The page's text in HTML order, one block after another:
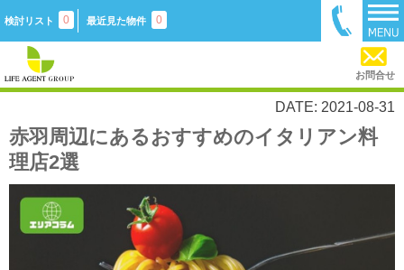
検討リスト 0 最近見た物件 0
お問合せ
DATE: 2021-08-31
赤羽周辺にあるおすすめのイタリアン料
理店2選